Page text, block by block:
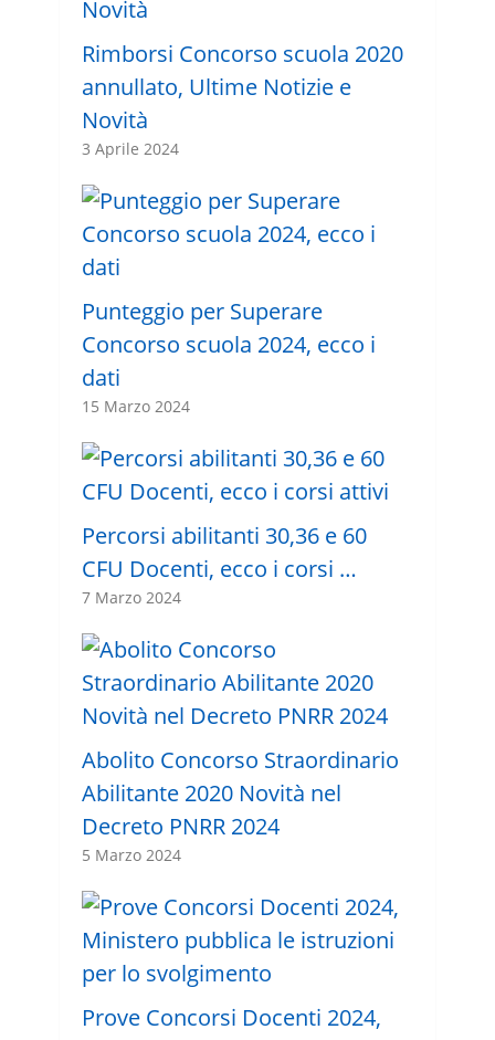
Rimborsi Concorso scuola 2020
annullato, Ultime Notizie e
Novità
3 Aprile 2024
Punteggio per Superare
Concorso scuola 2024, ecco i
dati
15 Marzo 2024
Percorsi abilitanti 30,36 e 60
CFU Docenti, ecco i corsi …
7 Marzo 2024
Abolito Concorso Straordinario
Abilitante 2020 Novità nel
Decreto PNRR 2024
5 Marzo 2024
Prove Concorsi Docenti 2024,